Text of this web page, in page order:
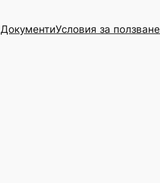
ДокументиУсловия за ползване